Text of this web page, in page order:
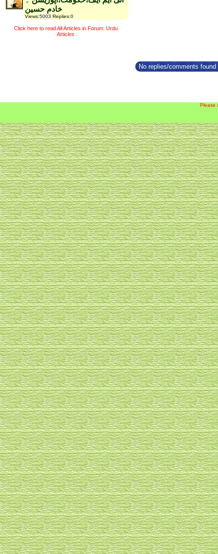
خادم حسین
Views:5003 Replies:0
Click here to read All Articles in Forum: Urdu
Articles
No replies/comments
Please